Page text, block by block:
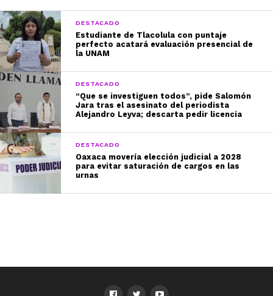
DESTACADO
Estudiante de Tlacolula con puntaje
perfecto acatará evaluación presencial de
la UNAM
DESTACADO
“Que se investiguen todos”, pide Salomón
Jara tras el asesinato del periodista
Alejandro Leyva; descarta pedir licencia
DESTACADO
Oaxaca movería elección judicial a 2028
para evitar saturación de cargos en las
urnas